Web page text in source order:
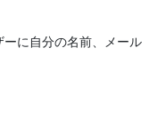
に自分の名前、メール